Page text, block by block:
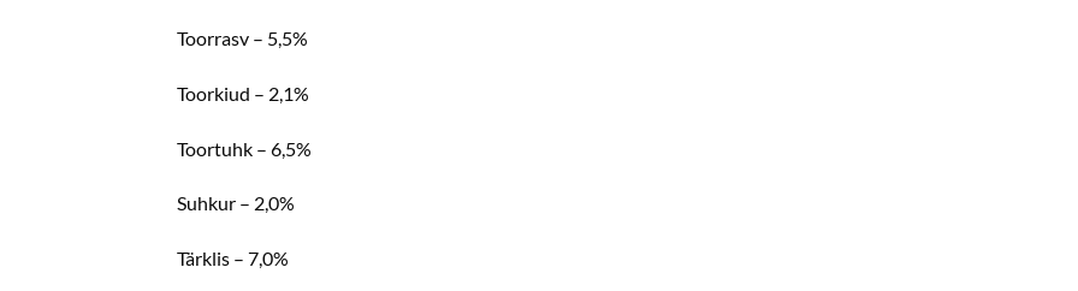
Toorrasv – 5,5%
Toorkiud – 2,1%
Toortuhk – 6,5%
Suhkur – 2,0%
Tärklis – 7,0%